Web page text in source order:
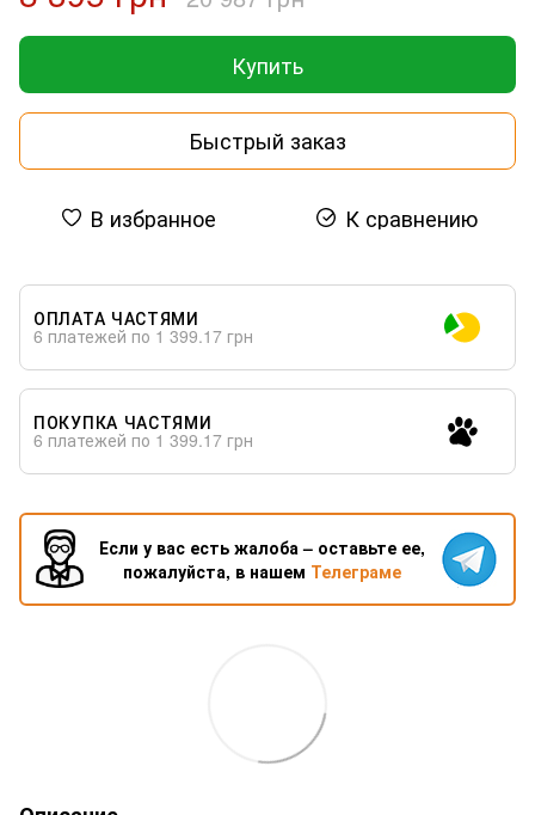
Купить
Быстрый заказ
В избранное К сравнению
ОПЛАТА ЧАСТЯМИ
6 платежей по 1 399.17 грн
ПОКУПКА ЧАСТЯМИ
6 платежей по 1 399.17 грн
Если у вас есть жалоба – оставьте ее,
пожалуйста, в нашем Телеграме